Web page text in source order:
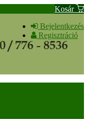
Kosár
Bejelentkezés
Regisztráció